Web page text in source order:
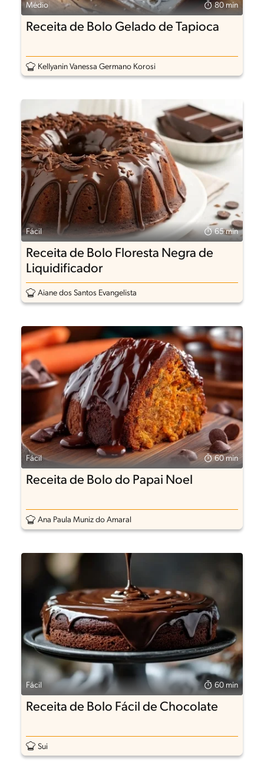
Médio 80 min
Receita de Bolo Gelado de Tapioca
Kellyanin Vanessa Germano Korosi
Fácil 65 min
Receita de Bolo Floresta Negra de
Liquidificador
Aiane dos Santos Evangelista
Fácil 60 min
Receita de Bolo do Papai Noel
Ana Paula Muniz do Amaral
Fácil 60 min
Receita de Bolo Fácil de Chocolate
Sui